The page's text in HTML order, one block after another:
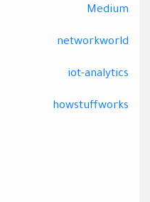
Medium
networkworld
iot-analytics
howstuffworks